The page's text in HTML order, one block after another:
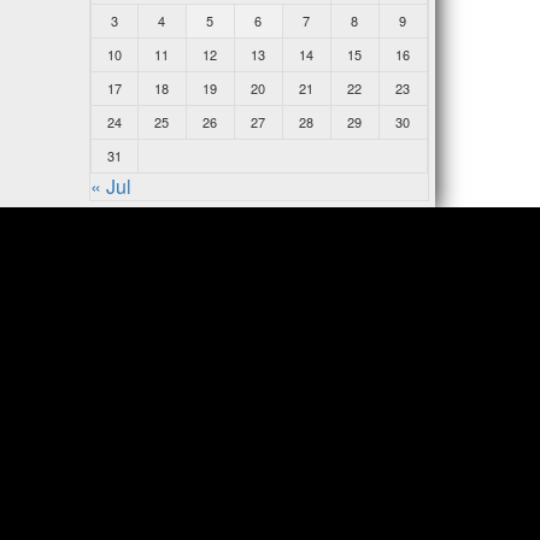
3
4 5 6 7 8
9
10
11 12 13 14 15
16
17
18 19 20 21 22
23
24
25 26 27 28 29
30
31
« Jul